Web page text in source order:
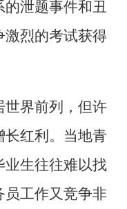
泄题事件和丑
激烈的考试获得
世界前列，但许
长红利。当地青
业生往往难以找
员工作又竞争非